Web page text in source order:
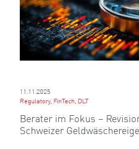
11.11.2025
Regulatory, FinTech, DLT
Berater im Fokus –
Schweizer